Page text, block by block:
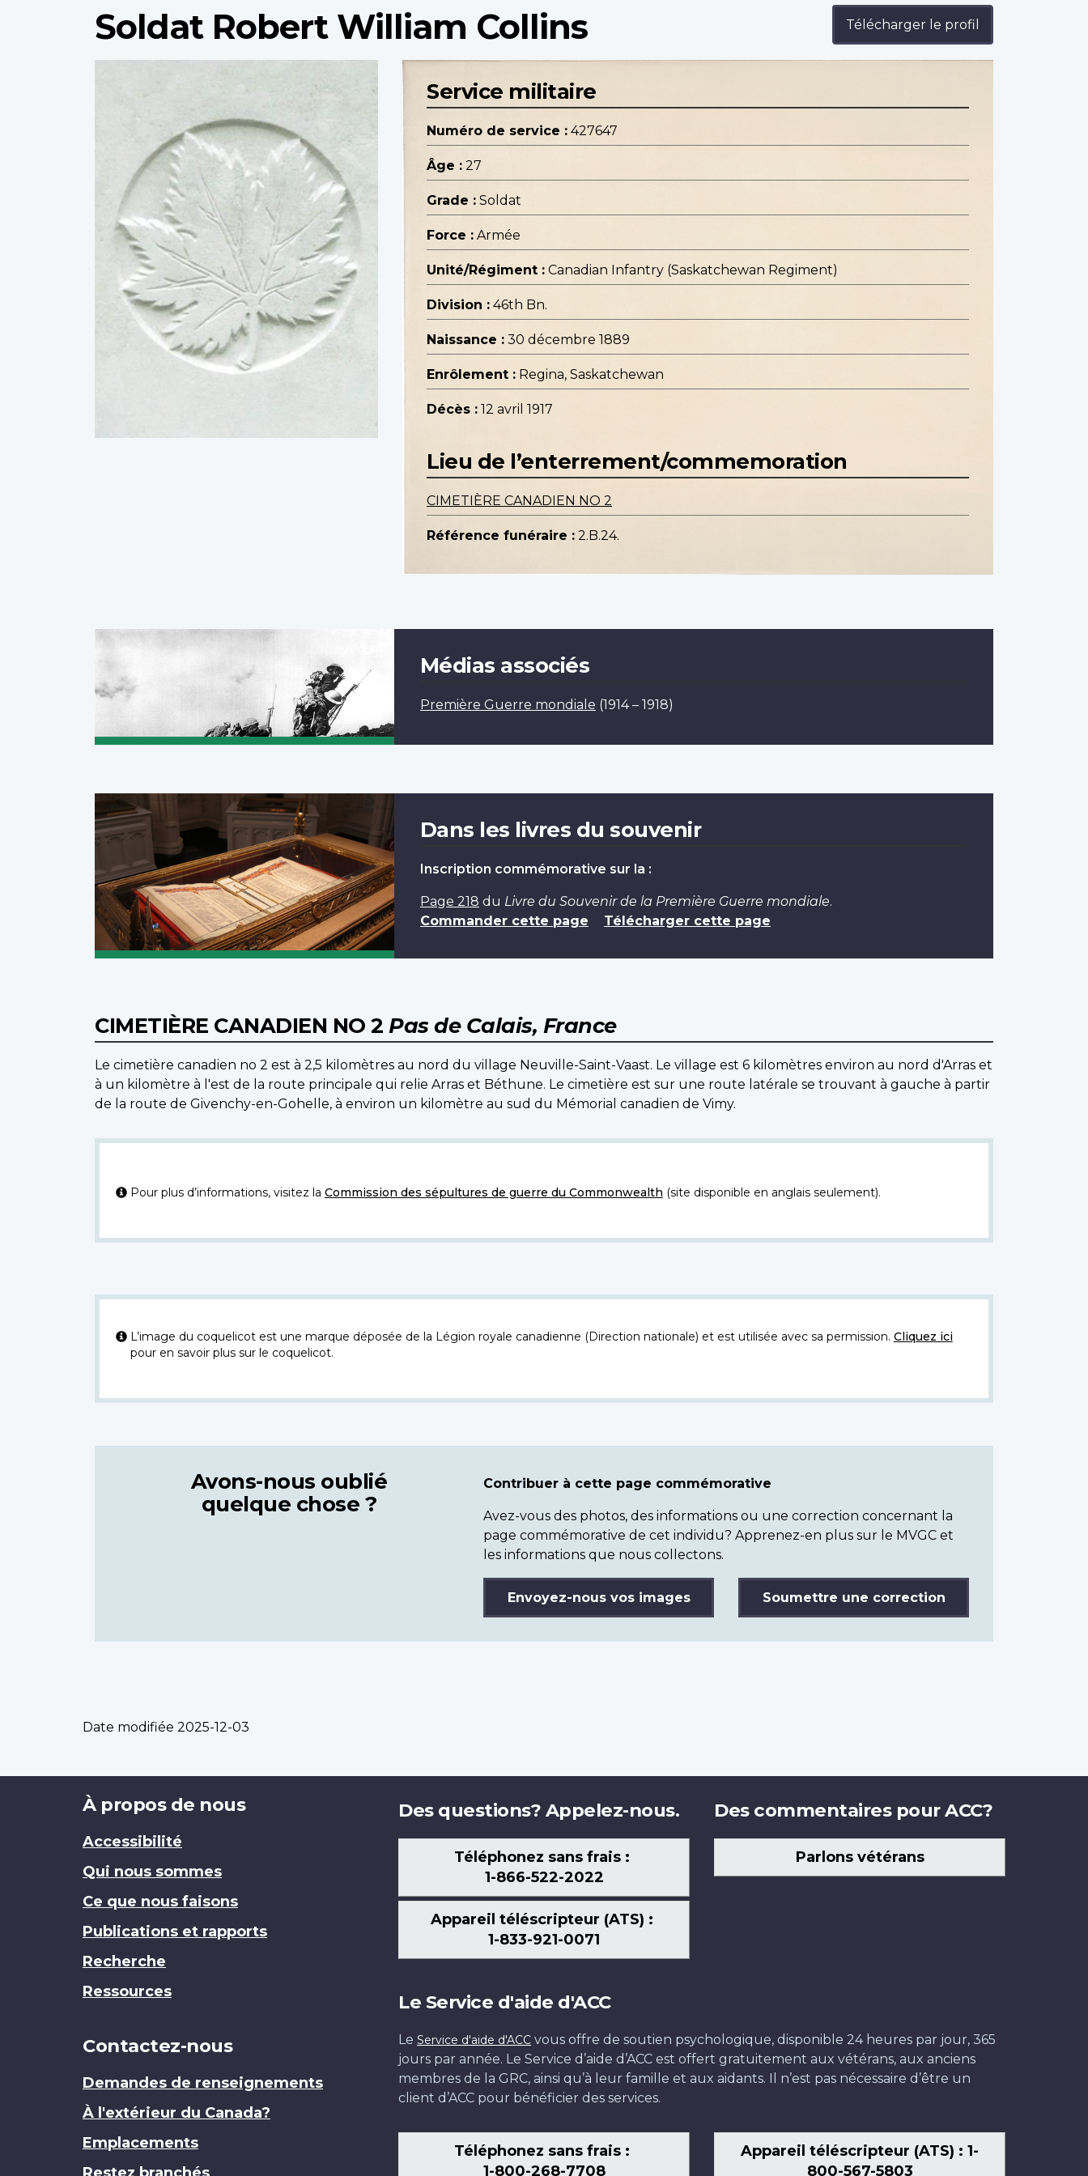
Soldat Robert William Collins Télécharger le profil
Service militaire
Numéro de service : 427647
Âge : 27
Grade : Soldat
Force : Armée
Unité/Régiment : Canadian Infantry (Saskatchewan Regiment)
Division : 46th Bn.
Naissance : 30 décembre 1889
Enrôlement : Regina, Saskatchewan
Décès : 12 avril 1917
Lieu de l’enterrement/commemoration
CIMETIÈRE CANADIEN NO 2
Référence funéraire : 2.B.24.
Médias associés
Première Guerre mondiale (1914 – 1918)
Dans les livres du souvenir
Inscription commémorative sur la :
Page 218 du Livre du Souvenir de la Première Guerre mondiale.
Commander cette page
Télécharger cette page
CIMETIÈRE CANADIEN NO 2 Pas de Calais, France
Le cimetière canadien no 2 est à 2,5 kilomètres au nord du village Neuville-Saint-Vaast. Le village est 6 kilomètres environ au nord d'Arras et
à un kilomètre à l'est de la route principale qui relie Arras et Béthune. Le cimetière est sur une route latérale se trouvant à gauche à partir
de la route de Givenchy-en-Gohelle, à environ un kilomètre au sud du Mémorial canadien de Vimy.
Pour plus d’informations, visitez la Commission des sépultures de guerre du Commonwealth (site disponible en anglais seulement).
L’image du coquelicot est une marque déposée de la Légion royale canadienne (Direction nationale) et est utilisée avec sa permission. Cliquez ici
pour en savoir plus sur le coquelicot.
Avons-nous oublié
quelque chose ?
Contribuer à cette page commémorative
Avez-vous des photos, des informations ou une correction concernant la
page commémorative de cet individu? Apprenez-en plus sur le MVGC et
les informations que nous collectons.
Envoyez-nous vos images Soumettre une correction
Date modifiée 2025-12-03
Brand
À propos de nous
Accessibilité
Qui nous sommes
Ce que nous faisons
Publications et rapports
Recherche
Ressources
Contactez-nous
Demandes de renseignements
À l'extérieur du Canada?
Emplacements
Des questions? Appelez-nous.
Téléphonez sans frais :
1-866-522-2022
Appareil téléscripteur (ATS) :
1-833-921-0071
Des commentaires pour ACC?
Parlons vétérans
Le Service d'aide d'ACC
Le Service d'aide d'ACC vous offre de soutien psychologique, disponible 24 heures par jour, 365
jours par année. Le Service d’aide d’ACC est offert gratuitement aux vétérans, aux anciens
membres de la GRC, ainsi qu’à leur famille et aux aidants. Il n’est pas nécessaire d’être un
client d’ACC pour bénéficier des services.
Téléphonez sans frais :
1-800-268-7708
Appareil téléscripteur (ATS) : 1-
800-567-5803